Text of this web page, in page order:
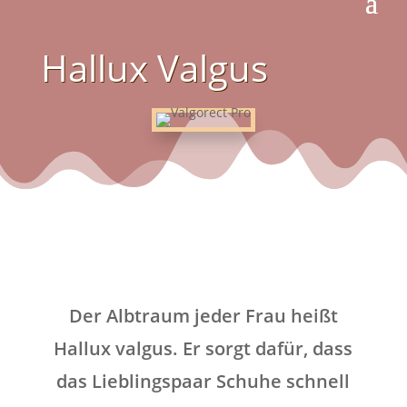
Hallux Valgus
Der Albtraum jeder Frau heißt
Hallux valgus. Er sorgt dafür, dass
das Lieblingspaar Schuhe schnell